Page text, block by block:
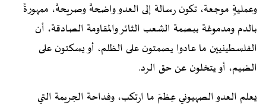
وعمليةٍ موجعة، تكون رسالة إلى العدو واضحةً وصريحةً، ممهورةً
بالدم ومدموغة ببصمة الشعب الثائر والمقاومة الصادقة، أن
الفلسطينيين ما عادوا يصمتون على الظلم، أو يسكتون على
الضيم، أو يتخلون عن حق الرد.
يعلم العدو الصهيوني عِظمَ ما ارتكب، وفداحة الجريمة التي